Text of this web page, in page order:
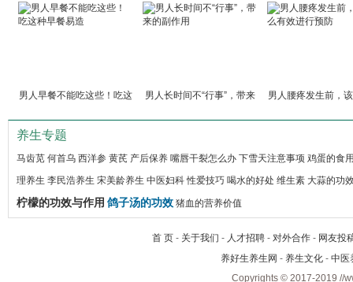
男人早餐不能吃这些！吃这
男人长时间不“行事”，带来
男人腰疼发生前，
养生专题
马齿苋 何首乌 西洋参 黄芪 产后保养 嘴唇干裂怎么办 下雪天注意事项 鸡蛋的食
理养生 李民浩养生 宋美龄养生 中医妇科 性爱技巧 喝水的好处 维生素 大蒜的功
柠檬的功效与作用 鸽子汤的功效 猪血的营养价值
首 页 - 关于我们 - 人才招聘 - 对外合作 - 网友投
养好生养生网 - 养生文化 - 中医
Copyrights © 2017-2019 //